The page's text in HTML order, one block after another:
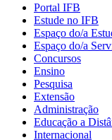
Portal IFB
Estude no IFB
Espaço do/a
Espaço do/a
Concursos
Ensino
Pesquisa
Extensão
Administração
Educação a
Internacional